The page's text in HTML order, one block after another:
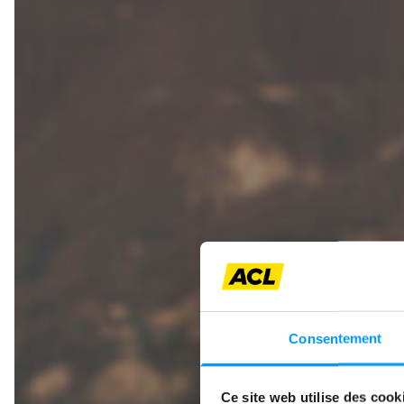
Consentement
Ce site web utilise des